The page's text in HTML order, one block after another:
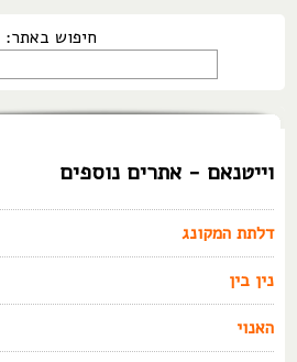
חיפוש באתר:
וייטנאם - אתרים נוספים
דלתת המקונג
נין בין
האנוי